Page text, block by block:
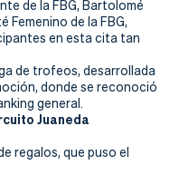
de la FBG, Bartolomé
Femenino de la FBG,
en esta cita tan
de trofeos, desarrollada
donde se reconoció
general.
Juaneda
regalos, que puso el